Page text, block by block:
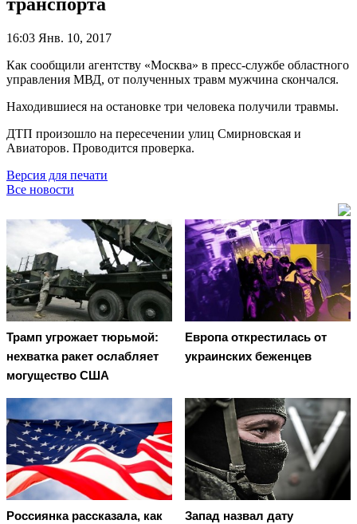
16:03 Янв. 10, 2017
Как сообщили агентству «Москва» в пресс-службе областного
управления МВД, от полученных травм мужчина скончался.
Находившиеся на остановке три человека получили травмы.
ДТП произошло на пересечении улиц Смирновская и
Авиаторов. Проводится проверка.
Версия для печати
Все новости
Трамп угрожает тюрьмой:
нехватка ракет ослабляет
могущество США
Европа открестилась от
украинских беженцев
Россиянка рассказала, как
Запад назвал дату